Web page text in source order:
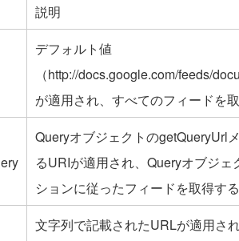
説明
デフォルト値
（http://docs.google.com/feeds/
が適用され、すべてのフィードを
QueryオブジェクトのgetQueryUrl
るURIが適用され、Queryオブジェ
ションに従ったフィードを取得す
文字列で記載されたURLが適用さ